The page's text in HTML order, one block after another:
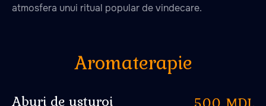
atmosfera unui ritual popular de vindecare.
Aburi de usturoi